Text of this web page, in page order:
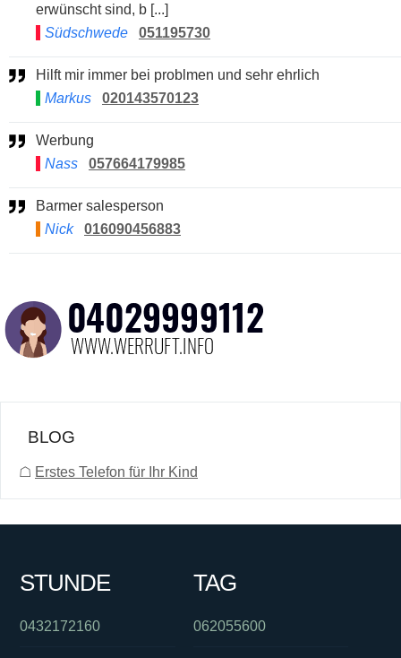
erwünscht sind, b [...]
Südschwede
051195730
Hilft mir immer bei problmen und sehr ehrlich
Markus
020143570123
Werbung
Nass
057664179985
Barmer salesperson
Nick
016090456883
BLOG
☖ Erstes Telefon für Ihr Kind
STUNDE
0432172160
TAG
062055600